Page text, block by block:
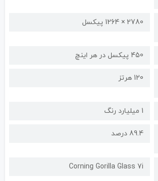
2780 × 1264 پیکسل
450 پیکسل در هر اینچ
120 هرتز
1 میلیارد رنگ
89.4 درصد
Corning Gorilla Glass 7i